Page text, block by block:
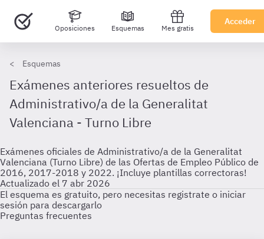
Oposiciones Esquemas Mes gratis
Acceder
Esquemas
Exámenes anteriores resueltos de
Administrativo/a de la Generalitat
Valenciana - Turno Libre
Exámenes oficiales de Administrativo/a de la Generalitat
Valenciana (Turno Libre) de las Ofertas de Empleo Público de
2016, 2017-2018 y 2022. ¡Incluye plantillas correctoras!
Actualizado el 7 abr 2026
El esquema es gratuito, pero necesitas registrate o iniciar
sesión para descargarlo
Preguntas frecuentes